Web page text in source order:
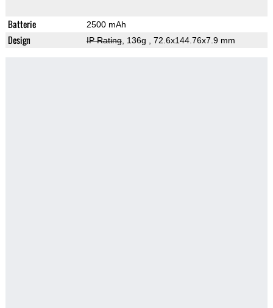
Batterie 2500 mAh
Design IP Rating, 136g , 72.6x144.76x7.9 mm